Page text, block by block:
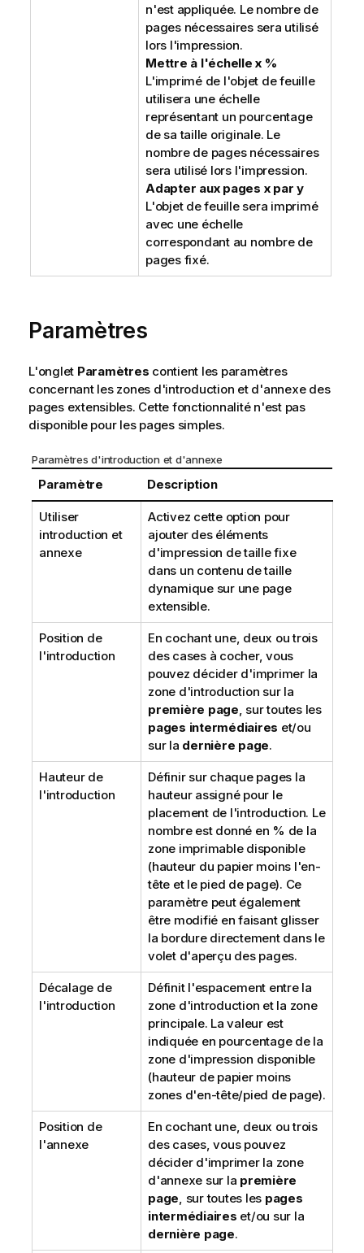
n'est appliquée. Le nombre de
pages nécessaires sera utilisé
lors l'impression.
Mettre à l'échelle x %
L'imprimé de l'objet de feuille
utilisera une échelle
représentant un pourcentage
de sa taille originale. Le
nombre de pages nécessaires
sera utilisé lors l'impression.
Adapter aux pages x par y
L'objet de feuille sera imprimé
avec une échelle
correspondant au nombre de
pages fixé.
Paramètres
L'onglet Paramètres contient les paramètres
concernant les zones d'introduction et d'annexe des
pages extensibles. Cette fonctionnalité n'est pas
disponible pour les pages simples.
Paramètres d'introduction et d'annexe
Paramètre Description
Utiliser
introduction et
annexe
Activez cette option pour
ajouter des éléments
d'impression de taille fixe
dans un contenu de taille
dynamique sur une page
extensible.
Position de
l'introduction
En cochant une, deux ou trois
des cases à cocher, vous
pouvez décider d'imprimer la
zone d'introduction sur la
première page, sur toutes les
pages intermédiaires et/ou
sur la dernière page.
Hauteur de
l'introduction
Définir sur chaque pages la
hauteur assigné pour le
placement de l'introduction. Le
nombre est donné en % de la
zone imprimable disponible
(hauteur du papier moins l'en-
tête et le pied de page). Ce
paramètre peut également
être modifié en faisant glisser
la bordure directement dans le
volet d'aperçu des pages.
Décalage de
l'introduction
Définit l'espacement entre la
zone d'introduction et la zone
principale. La valeur est
indiquée en pourcentage de la
zone d'impression disponible
(hauteur de papier moins
zones d'en-tête/pied de page).
Position de
l'annexe
En cochant une, deux ou trois
des cases, vous pouvez
décider d'imprimer la zone
d'annexe sur la première
page, sur toutes les pages
intermédiaires et/ou sur la
dernière page.